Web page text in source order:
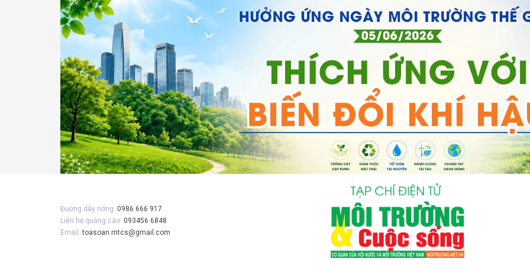
Đường dây nóng: 0986 666 917
Liên hệ quảng cáo: 093456 6848
Email:toasoan.mtcs@gmail.com
Gửi bình luận